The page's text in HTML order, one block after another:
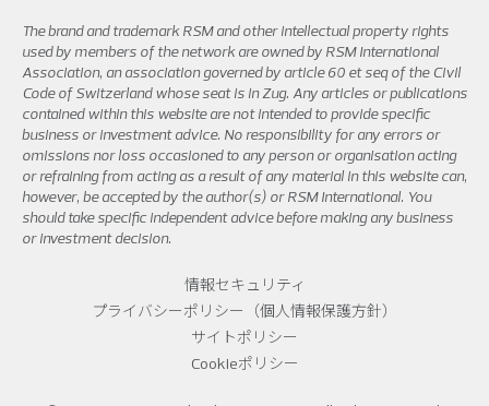
The brand and trademark RSM and other intellectual property rights
used by members of the network are owned by RSM International
Association, an association governed by article 60 et seq of the Civil
Code of Switzerland whose seat is in Zug. Any articles or publications
contained within this website are not intended to provide specific
business or investment advice. No responsibility for any errors or
omissions nor loss occasioned to any person or organisation acting
or refraining from acting as a result of any material in this website can,
however, be accepted by the author(s) or RSM International. You
should take specific independent advice before making any business
or investment decision.
情報セキュリティ
プライバシーポリシー（個人情報保護方針）
サイトポリシー
Cookieポリシー